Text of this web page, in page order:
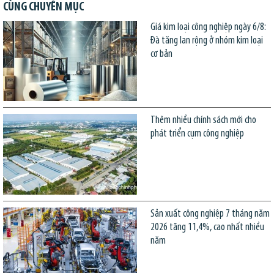
CÙNG CHUYÊN MỤC
Giá kim loại công nghiệp ngày 6/8:
Đà tăng lan rộng ở nhóm kim loại
cơ bản
Thêm nhiều chính sách mới cho
phát triển cụm công nghiệp
Sản xuất công nghiệp 7 tháng năm
2026 tăng 11,4%, cao nhất nhiều
năm